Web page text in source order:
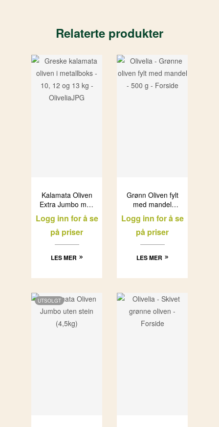
Relaterte produkter
Kalamata Oliven
Extra Jumbo med
stein (12kg)
Logg inn for å se
på priser
LES MER
Grønn Oliven fylt
med mandel
Olivelia i glass
(6x500ml)
Logg inn for å se
på priser
LES MER
UTSOLGT